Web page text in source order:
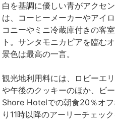
白を基調に優しい青がアクセ
は、コーヒーメーカーやアイ
コニーやミニ冷蔵庫付きの客
ト。サンタモニカピアを臨む
景色は最高の一言。
観光地利用料には、ロビーエ
や午後のクッキーのほか、ビ
Shore Hotelでの朝食20％オ
り11時以降のアーリーチェック